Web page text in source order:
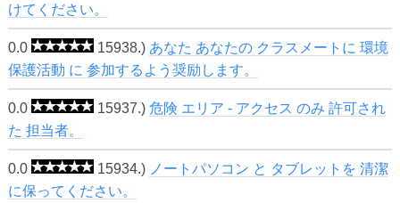
けてください。
0.0 15938.) あなた あなたの クラスメートに 環境
保護活動 に 参加するよう奨励します。
0.0 15937.) 危険 エリア - アクセス のみ 許可され
た 担当者。
0.0 15934.) ノートパソコン と タブレットを 清潔
に保ってください。